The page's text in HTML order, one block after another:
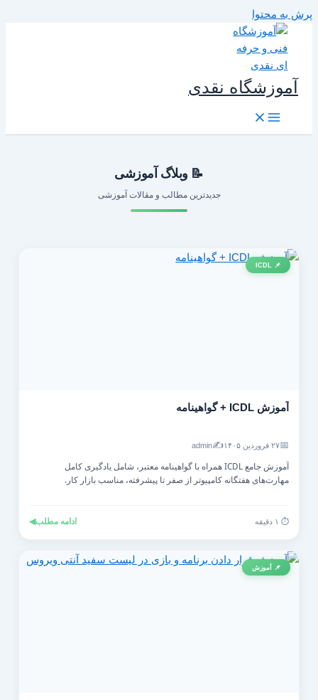
به محتوا
آموزشگاه نقدی
📝 وبلاگ آموزشی
جدیدترین مطالب و مقالات آموزشی
📌 ICDL
آموزش ICDL + گواهینامه
۲۷ فروردین ۱۴۰۵ ✍️
admin
آموزش جامع ICDL همراه با گواهینامه معتبر، شامل یادگیری کامل
مهارت‌های هفتگانه کامپیوتر از صفر تا پیشرفته، مناسب بازار کار.
ادامه مطلب◀
📌 آموزش